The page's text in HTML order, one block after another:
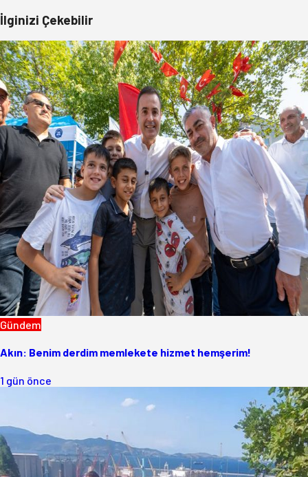
İlginizi Çekebilir
Gündem
Akın: Benim derdim memlekete hizmet hemşerim!
1 gün önce